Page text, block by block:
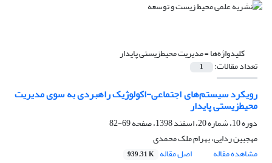
کلیدواژه‌ها =مدیریت محیط‌زیستی پایدار
تعداد مقالات: 1
رویکرد سیستم‌های اجتماعی-اکولوژیک راهبردی به سوی مدیریت
محیط‌‌زیستی پایدار
دوره 10، شماره 20، اسفند 1398، صفحه
69-82
مهجبین ردایی، بهرام ملک محمدی
مشاهده مقاله
اصل مقاله 939.31 K